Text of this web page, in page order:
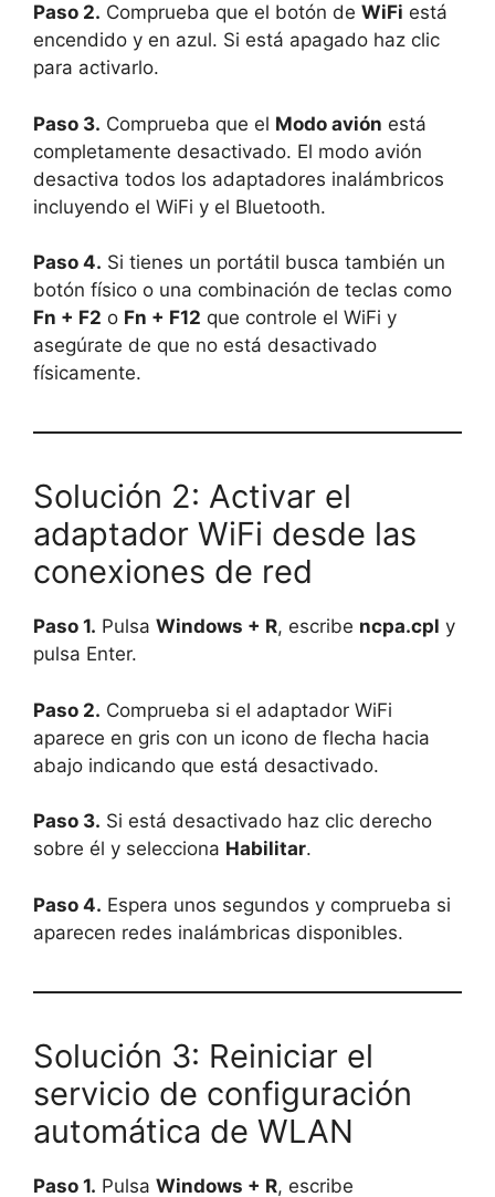
Paso 2. Comprueba que el botón de WiFi está
encendido y en azul. Si está apagado haz clic
para activarlo.
Paso 3. Comprueba que el Modo avión está
completamente desactivado. El modo avión
desactiva todos los adaptadores inalámbricos
incluyendo el WiFi y el Bluetooth.
Paso 4. Si tienes un portátil busca también un
botón físico o una combinación de teclas como
Fn + F2 o Fn + F12 que controle el WiFi y
asegúrate de que no está desactivado
físicamente.
Solución 2: Activar el
adaptador WiFi desde las
conexiones de red
Paso 1. Pulsa Windows + R, escribe ncpa.cpl y
pulsa Enter.
Paso 2. Comprueba si el adaptador WiFi
aparece en gris con un icono de flecha hacia
abajo indicando que está desactivado.
Paso 3. Si está desactivado haz clic derecho
sobre él y selecciona Habilitar.
Paso 4. Espera unos segundos y comprueba si
aparecen redes inalámbricas disponibles.
Solución 3: Reiniciar el
servicio de configuración
automática de WLAN
Paso 1. Pulsa Windows + R, escribe